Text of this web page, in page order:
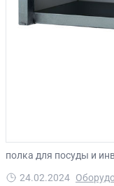
полка для посуды и
24.02.2024